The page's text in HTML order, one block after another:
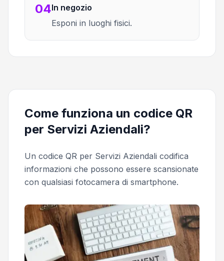
04In negozio
Esponi in luoghi fisici.
Come funziona un codice QR
per Servizi Aziendali?
Un codice QR per Servizi Aziendali codifica
informazioni che possono essere scansionate
con qualsiasi fotocamera di smartphone.